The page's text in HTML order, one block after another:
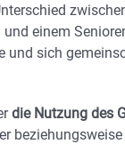
einem
und sich
die Nutzung des